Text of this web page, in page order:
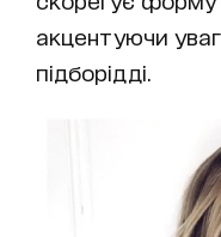
акцентуючи
підборідді.